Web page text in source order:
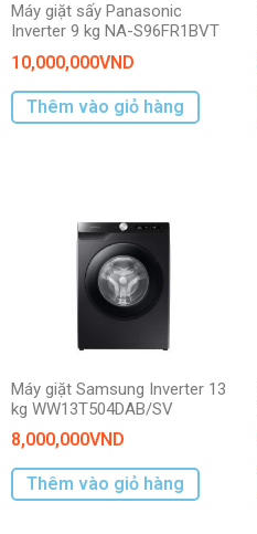
Máy giặt sấy Panasonic
Inverter 9 kg NA-S96FR1BVT
10,000,000VND
Thêm vào giỏ hàng
Máy giặt Samsung Inverter 13
kg WW13T504DAB/SV
8,000,000VND
Thêm vào giỏ hàng